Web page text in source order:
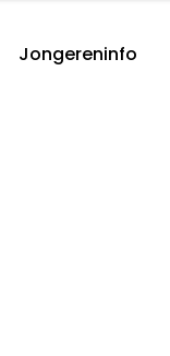
Jongereninfo